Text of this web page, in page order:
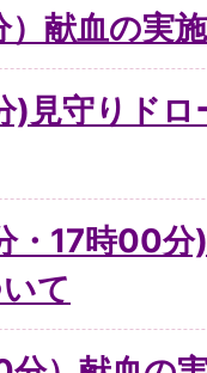
献血の実
)見守りドロ
・17時00分
て